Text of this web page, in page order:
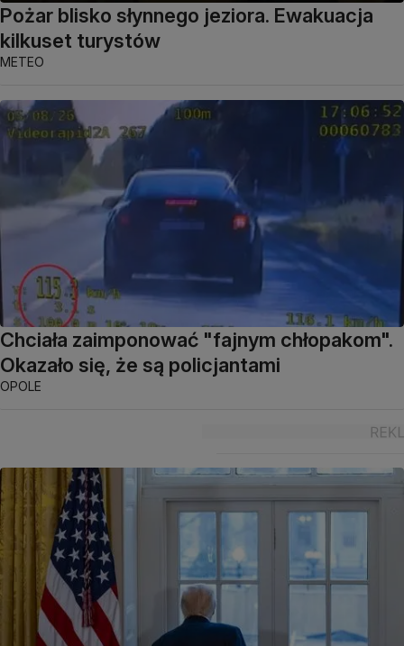
Pożar blisko słynnego jeziora. Ewakuacja
kilkuset turystów
METEO
Chciała zaimponować "fajnym chłopakom".
Okazało się, że są policjantami
OPOLE